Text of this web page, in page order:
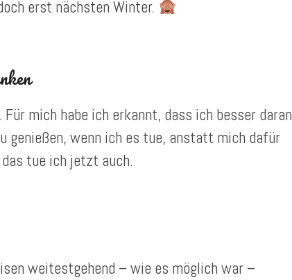
erst nächsten Winter.
mich habe ich erkannt, dass ich besser daran
genießen, wenn ich es tue, anstatt mich dafür
tue ich jetzt auch.
weitestgehend – wie es möglich war –